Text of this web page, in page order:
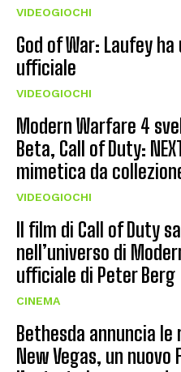
VIDEOGIOCHI
God of War: Laufey
ufficiale
VIDEOGIOCHI
Modern Warfare 4
Beta, Call of Duty:
mimetica da
VIDEOGIOCHI
Il film di Call of Duty
nell’universo di
ufficiale di Peter Berg
CINEMA
Bethesda annuncia
New Vegas, un nuovo